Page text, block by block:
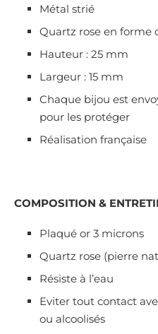
Métal strié
Quartz rose en forme
Hauteur : 25 mm
Largeur : 15 mm
Chaque bijou est
pour les protéger
Réalisation française
COMPOSITION &
Plaqué or 3 microns
Quartz rose (pierre
Résiste à l’eau
Eviter tout contact
ou alcoolisés